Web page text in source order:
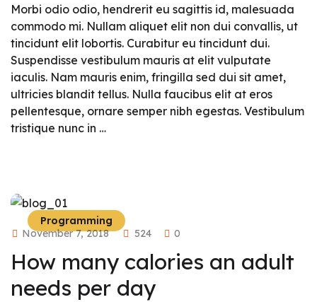
Morbi odio odio, hendrerit eu sagittis id, malesuada
commodo mi. Nullam aliquet elit non dui convallis, ut
tincidunt elit lobortis. Curabitur eu tincidunt dui.
Suspendisse vestibulum mauris at elit vulputate
iaculis. Nam mauris enim, fringilla sed dui sit amet,
ultricies blandit tellus. Nulla faucibus elit at eros
pellentesque, ornare semper nibh egestas. Vestibulum
tristique nunc in …
Programming
November 7, 2018
524 0
How many calories an adult
needs per day